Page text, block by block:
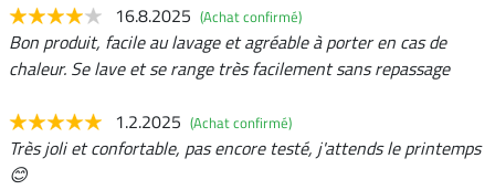
16.8.2025 (Achat confirmé)
Bon produit, facile au lavage et agréable à porter en cas de
chaleur. Se lave et se range très facilement sans repassage
1.2.2025 (Achat confirmé)
Très joli et confortable, pas encore testé, j'attends le printemps
😊